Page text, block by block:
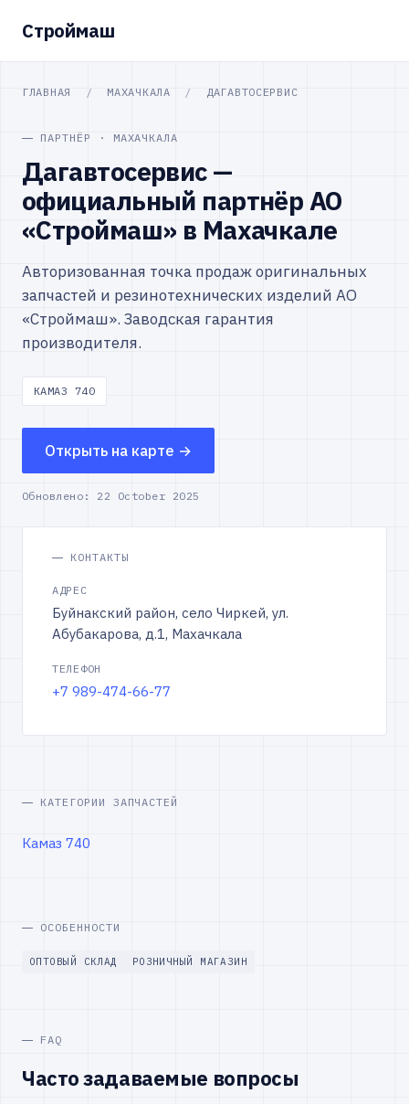
Строймаш
ГЛАВНАЯ / МАХАЧКАЛА / ДАГАВТОСЕРВИС
ПАРТНЁР · МАХАЧКАЛА
Дагавтосервис —
официальный партнёр АО
«Строймаш» в Махачкале
Авторизованная точка продаж оригинальных
запчастей и резинотехнических изделий АО
«Строймаш». Заводская гарантия
производителя.
КАМАЗ 740
Открыть на карте →
Обновлено: 22 October 2025
КОНТАКТЫ
АДРЕС
Буйнакский район, село Чиркей, ул.
Абубакарова, д.1, Махачкала
ТЕЛЕФОН
+7 989-474-66-77
КАТЕГОРИИ ЗАПЧАСТЕЙ
Камаз 740
ОСОБЕННОСТИ
ОПТОВЫЙ СКЛАД РОЗНИЧНЫЙ МАГАЗИН
FAQ
Часто задаваемые вопросы